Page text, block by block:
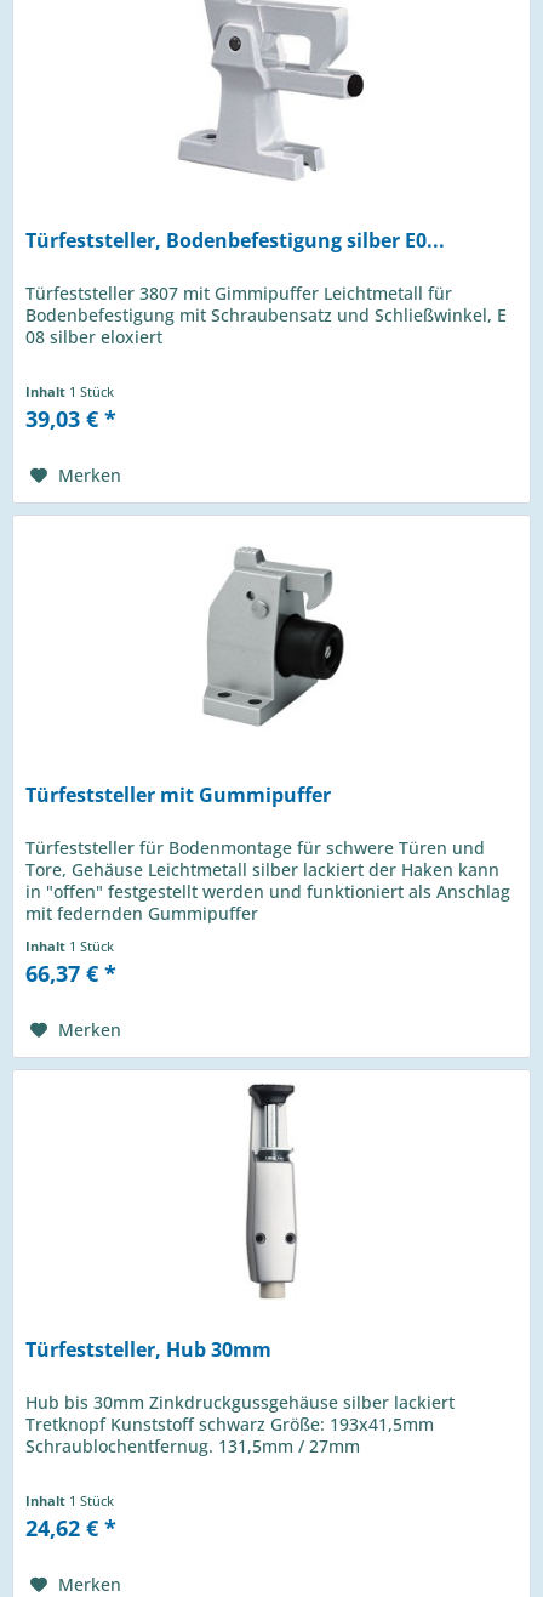
Türfeststeller, Bodenbefestigung silber E0...
Türfeststeller 3807 mit Gimmipuffer Leichtmetall für
Bodenbefestigung mit Schraubensatz und Schließwinkel, E
08 silber eloxiert
Inhalt 1 Stück
39,03 € *
Merken
Türfeststeller mit Gummipuffer
Türfeststeller für Bodenmontage für schwere Türen und
Tore, Gehäuse Leichtmetall silber lackiert der Haken kann
in "offen" festgestellt werden und funktioniert als Anschlag
mit federnden Gummipuffer
Inhalt 1 Stück
66,37 € *
Merken
Türfeststeller, Hub 30mm
Hub bis 30mm Zinkdruckgussgehäuse silber lackiert
Tretknopf Kunststoff schwarz Größe: 193x41,5mm
Schraublochentfernug. 131,5mm / 27mm
Inhalt 1 Stück
24,62 € *
Merken